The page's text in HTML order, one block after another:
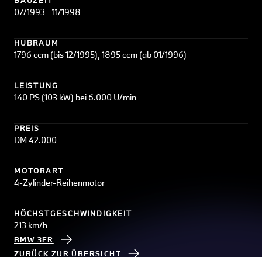
07/1993 - 11/1998
HUBRAUM
1796 ccm (bis 12/1995), 1895 ccm (ab 01/1996)
LEISTUNG
140 PS (103 kW) bei 6.000 U/min
PREIS
DM 42.000
MOTORART
4-Zylinder-Reihenmotor
HÖCHSTGESCHWINDIGKEIT
213 km/h
BMW 3ER
ZURÜCK ZUR ÜBERSICHT